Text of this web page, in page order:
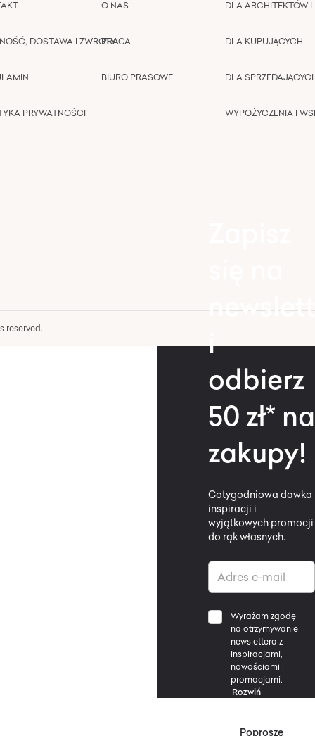
DOSTAWA I ZWROTY
PRYWATNOŚCI
O NAS
PRACA
BIURO PRASOWE
DLA ARCHITEKTÓW I
DLA KUPUJĄCYCH
DLA
WYPOŻYCZENIA I
reserved.
i
odbierz
50 zł* na
zakupy!
Cotygodniowa dawka
inspiracji i
wyjątkowych promocji
do rąk własnych.
Wyrażam zgodę
na otrzymywanie
newslettera z
inspiracjami,
nowościami i
promocjami.
Rozwiń
Poproszę